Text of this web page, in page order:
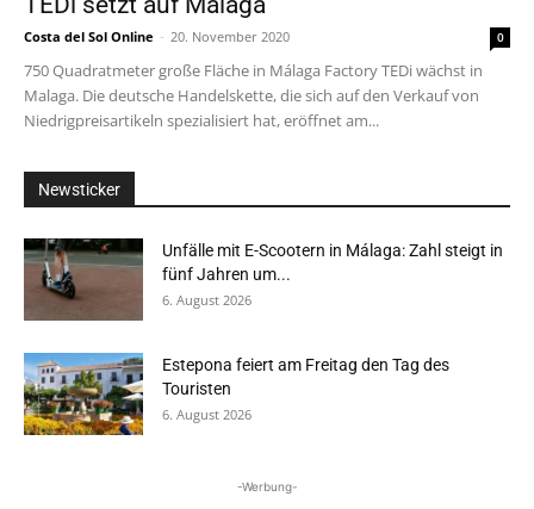
Costa del Sol Online - 20. November 2020 0
750 Quadratmeter große Fläche in Málaga Factory TEDi wächst in
Malaga. Die deutsche Handelskette, die sich auf den Verkauf von
Niedrigpreisartikeln spezialisiert hat, eröffnet am...
Newsticker
Unfälle mit E-Scootern in Málaga: Zahl steigt in
fünf Jahren um...
6. August 2026
Estepona feiert am Freitag den Tag des
Touristen
6. August 2026
-Werbung-